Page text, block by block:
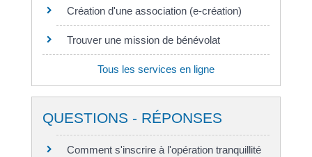
Création d'une association (e-création)
Trouver une mission de bénévolat
Tous les services en ligne
QUESTIONS - RÉPONSES
Comment s'inscrire à l'opération tranquillité